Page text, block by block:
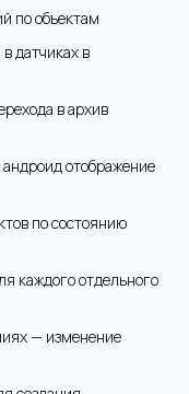
по объектам
датчиках в
в архив
отображение
по состоянию
каждого отдельного
— изменение